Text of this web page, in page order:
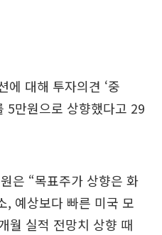
에 대해 투자의견 ‘중
5만원으로 상향했다고 29
은 “목표주가 상향은 화
, 예상보다 빠른 미국 모
월 실적 전망치 상향 때